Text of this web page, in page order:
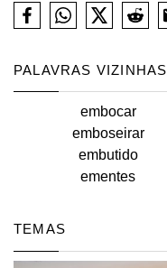
PALAVRAS VIZINHAS
embocar
emboseirar
embutido
ementes
TEMAS